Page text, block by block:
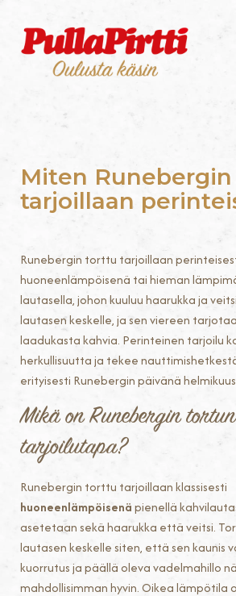
Miten
tarjoillaan
Runebergin torttu tarjoillaan
huoneenlämpöisenä tai hieman
lautasella, johon kuuluu haarukka ja
lautasen keskelle, ja sen viereen
laadukasta kahvia. Perinteinen tarjoilu
herkullisuutta ja tekee
erityisesti Runebergin päivänä
Mikä on Runebergin
tarjoilutapa?
Runebergin torttu tarjoillaan klassisesti
huoneenlämpöisenäpienellä
asetetaan sekä haarukka että veitsi.
lautasen keskelle siten, että sen kaunis
kuorrutus ja päällä oleva vadelmahillo
mahdollisimman hyvin. Oikea lämpötila